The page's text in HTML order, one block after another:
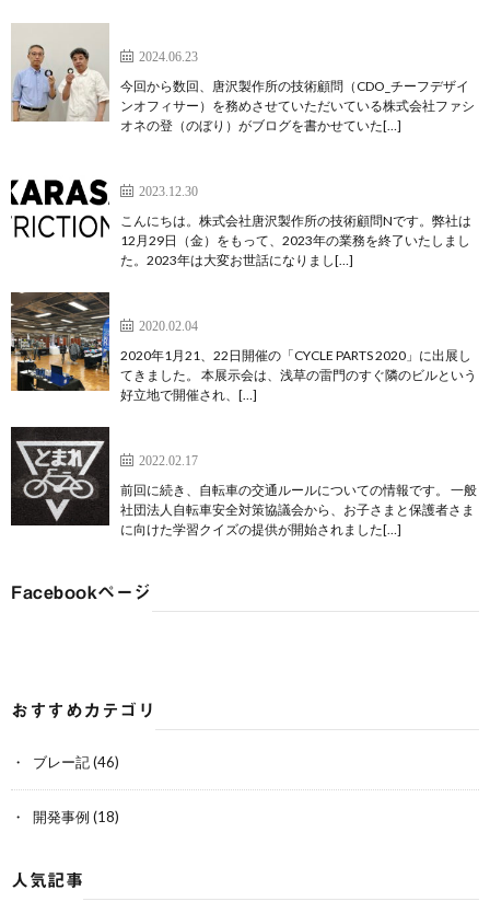
2024.06.23
今回から数回、唐沢製作所の技術顧問（CDO_チーフデザイ
ンオフィサー）を務めさせていただいている株式会社ファシ
オネの登（のぼり）がブログを書かせていた[…]
2023.12.30
こんにちは。株式会社唐沢製作所の技術顧問Nです。弊社は
12月29日（金）をもって、2023年の業務を終了いたしまし
た。2023年は大変お世話になりまし[…]
2020.02.04
2020年1月21、22日開催の「CYCLE PARTS 2020」に出展し
てきました。 本展示会は、浅草の雷門のすぐ隣のビルという
好立地で開催され、[…]
2022.02.17
前回に続き、自転車の交通ルールについての情報です。 一般
社団法人自転車安全対策協議会から、お子さまと保護者さま
に向けた学習クイズの提供が開始されました[…]
Facebookページ
おすすめカテゴリ
ブレー記(46)
開発事例 (18)
人気記事